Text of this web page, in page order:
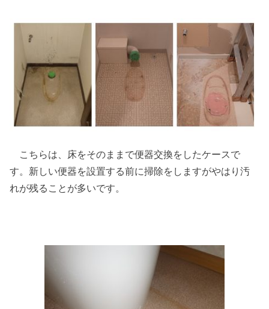
こちらは、床をそのままで便器交換をしたケースで
す。新しい便器を設置する前に掃除をしますがやはり汚
れが残ることが多いです。